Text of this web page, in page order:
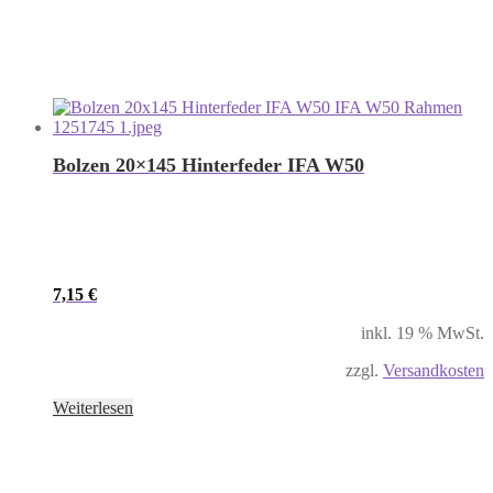
Bolzen 20×145 Hinterfeder IFA W50
7,15 €
inkl. 19 % MwSt.
zzgl. Versandkosten
Weiterlesen